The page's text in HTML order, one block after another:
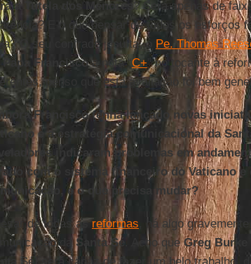
a Tutela dos Menores ? Será apenas de
E o que pensar de todos os esforços
O seu confrade jesuíta, o Pe. Thomas
Papa Franciscoa nota “ C+” no tocante à
penso que esta avaliação foi bem
Francisco tenha lançado novas
e a estratégia comunicacional da
indicaram problemas em
com o sistema financeiro do Vaticano e
e o que precisa mudar?
de todas asreformas , há algo
daSanta Sé . Acho queGreg Burke